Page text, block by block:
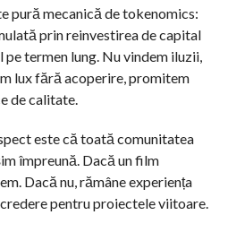
pură mecanică de tokenomics:
prin reinvestirea de capital
termen lung. Nu vindem iluzii,
lux fără acoperire, promitem
de calitate.
este că toată comunitatea
împreună. Dacă un film
Dacă nu, rămâne experiența
pentru proiectele viitoare.